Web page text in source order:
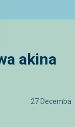
akina
27 Decemba